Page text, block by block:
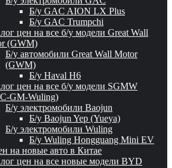
Б/у GAC AION LX Plus
Б/у GAC Trumpchi
цен на все б/у модели Great Wall
(GWM)
Б/у автомобили Great Wall Motor
(GWM)
Б/у Haval H6
цен на все б/у модели SGMW
GM-Wuling)
Б/у электромобили Baojun
Б/у Baojun Yep (Yueya)
Б/у электромобили Wuling
Б/у Wuling Hongguang Mini EV
на новые авто в Китае
цен на все новые модели BYD